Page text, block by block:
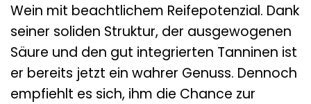
Wein mit beachtlichem Reifepotenzial. Dank
seiner soliden Struktur, der ausgewogenen
Säure und den gut integrierten Tanninen ist
er bereits jetzt ein wahrer Genuss. Dennoch
empfiehlt es sich, ihm die Chance zur